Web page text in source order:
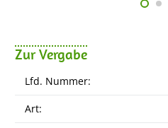
Zur Vergabe
Lfd. Nummer:
Art: